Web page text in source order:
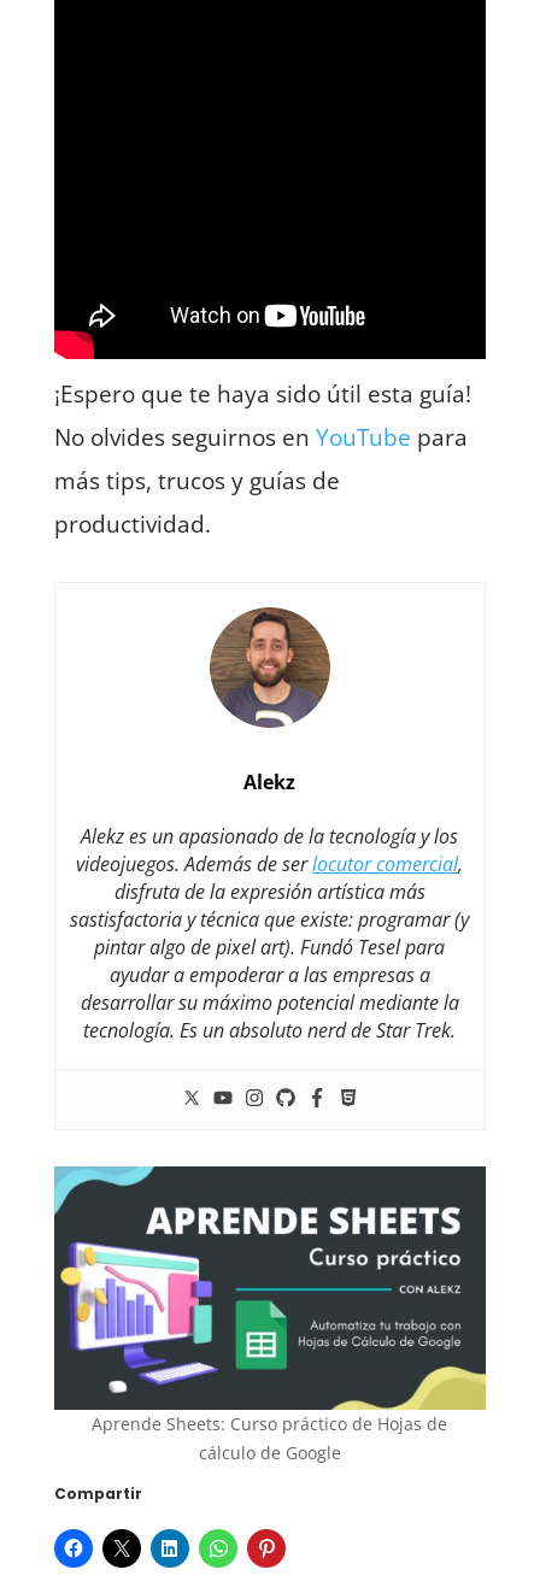
¡Espero que te haya sido útil esta guía!
No olvides seguirnos en YouTube para
más tips, trucos y guías de
productividad.
Alekz
Alekz es un apasionado de la tecnología y los
videojuegos. Además de serlocutor comercial,
disfruta de la expresión artística más
sastisfactoria y técnica que existe: programar (y
pintar algo de pixel art). Fundó Tesel para
ayudar a empoderar a las empresas a
desarrollar su máximo potencial mediante la
tecnología. Es un absoluto nerd de Star Trek.
Aprende Sheets: Curso práctico de Hojas de
cálculo de Google
Compartir